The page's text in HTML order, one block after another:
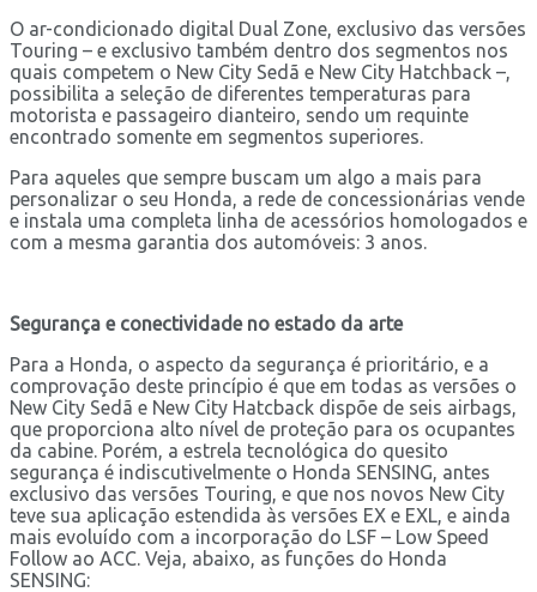
O ar-condicionado digital Dual Zone, exclusivo das versões
Touring – e exclusivo também dentro dos segmentos nos
quais competem o New City Sedã e New City Hatchback –,
possibilita a seleção de diferentes temperaturas para
motorista e passageiro dianteiro, sendo um requinte
encontrado somente em segmentos superiores.
Para aqueles que sempre buscam um algo a mais para
personalizar o seu Honda, a rede de concessionárias vende
e instala uma completa linha de acessórios homologados e
com a mesma garantia dos automóveis: 3 anos.
Segurança e conectividade no estado da arte
Para a Honda, o aspecto da segurança é prioritário, e a
comprovação deste princípio é que em todas as versões o
New City Sedã e New City Hatcback dispõe de seis airbags,
que proporciona alto nível de proteção para os ocupantes
da cabine. Porém, a estrela tecnológica do quesito
segurança é indiscutivelmente o Honda SENSING, antes
exclusivo das versões Touring, e que nos novos New City
teve sua aplicação estendida às versões EX e EXL, e ainda
mais evoluído com a incorporação do LSF – Low Speed
Follow ao ACC. Veja, abaixo, as funções do Honda
SENSING: